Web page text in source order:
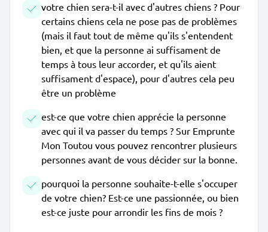
votre chien sera-t-il avec d'autres chiens ? Pour
certains chiens cela ne pose pas de problèmes
(mais il faut tout de même qu'ils s'entendent
bien, et que la personne ai suffisament de
temps à tous leur accorder, et qu'ils aient
suffisament d'espace), pour d'autres cela peu
être un problème
est-ce que votre chien apprécie la personne
avec qui il va passer du temps ? Sur Emprunte
Mon Toutou vous pouvez rencontrer plusieurs
personnes avant de vous décider sur la bonne.
pourquoi la personne souhaite-t-elle s'occuper
de votre chien? Est-ce une passionnée, ou bien
est-ce juste pour arrondir les fins de mois ?